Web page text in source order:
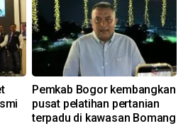
Pemkab Bogor kembangkan
pusat pelatihan pertanian
terpadu di kawasan Bomang